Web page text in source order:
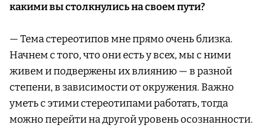
какими вы столкнулись на своем пути?
— Тема стереотипов мне прямо очень близка.
Начнем с того, что они есть у всех, мы с ними
живем и подвержены их влиянию — в разной
степени, в зависимости от окружения. Важно
уметь с этими стереотипами работать, тогда
можно перейти на другой уровень осознанности.